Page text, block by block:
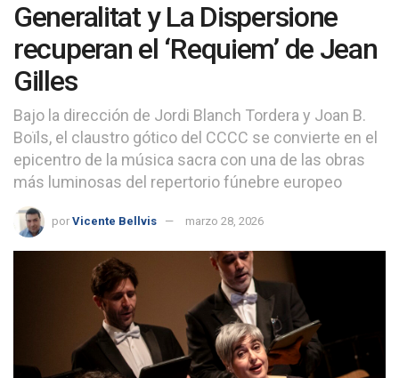
Generalitat y La Dispersione
recuperan el ‘Requiem’ de Jean
Gilles
Bajo la dirección de Jordi Blanch Tordera y Joan B.
Boïls, el claustro gótico del CCCC se convierte en el
epicentro de la música sacra con una de las obras
más luminosas del repertorio fúnebre europeo
por Vicente Bellvis marzo 28, 2026